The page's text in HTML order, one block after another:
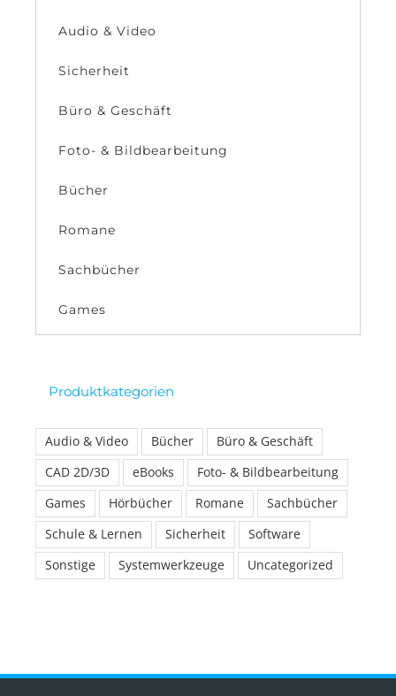
Audio & Video
Sicherheit
Büro & Geschäft
Foto- & Bildbearbeitung
Bücher
Romane
Sachbücher
Games
Produktkategorien
Audio & Video Bücher
Büro & Geschäft
CAD 2D/3D
eBooks
Foto- & Bildbearbeitung
Games
Hörbücher Romane
Sachbücher
Schule & Lernen
Sicherheit
Software
Sonstige
Systemwerkzeuge Uncategorized